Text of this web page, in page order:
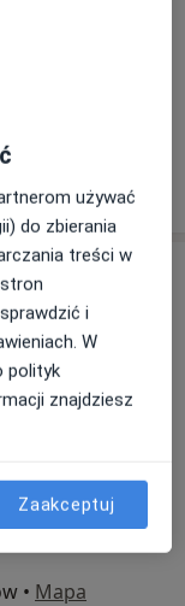
plastyczna ·
• Mapa
używać
do zbierania
treści w
i
W
polityk
znajdziesz
Zaakceptuj